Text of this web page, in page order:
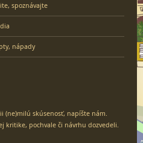
spoznávajte
nápady
(ne)milú skúsenosť, napíšte nám.
kritike, pochvale či návrhu dozvedeli.